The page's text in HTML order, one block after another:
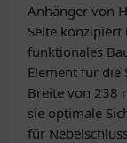
Anhänger von
Seite konzipiert
funktionales
Element für die
Breite von 238
sie optimale
für